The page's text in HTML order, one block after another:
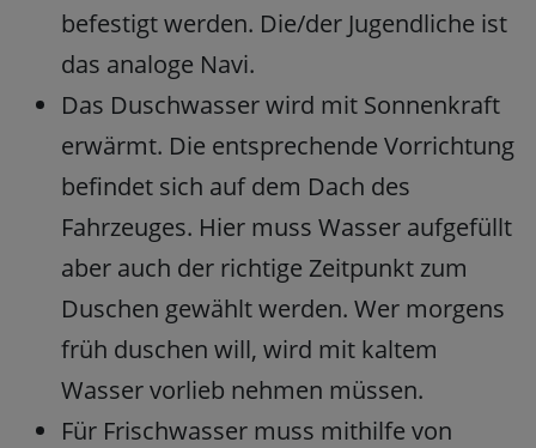
befestigt werden. Die/der Jugendliche ist
das analoge Navi.
Das Duschwasser wird mit Sonnenkraft
erwärmt. Die entsprechende Vorrichtung
befindet sich auf dem Dach des
Fahrzeuges. Hier muss Wasser aufgefüllt
aber auch der richtige Zeitpunkt zum
Duschen gewählt werden. Wer morgens
früh duschen will, wird mit kaltem
Wasser vorlieb nehmen müssen.
Für Frischwasser muss mithilfe von